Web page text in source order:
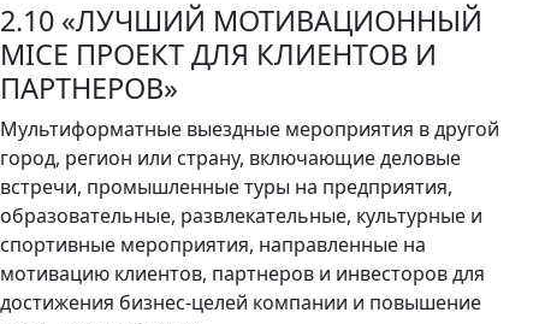
2.10 «ЛУЧШИЙ МОТИВАЦИОННЫЙ
MICE ПРОЕКТ ДЛЯ КЛИЕНТОВ И
ПАРТНЕРОВ»
Мультиформатные выездные мероприятия в другой
город, регион или страну, включающие деловые
встречи, промышленные туры на предприятия,
образовательные, развлекательные, культурные и
спортивные мероприятия, направленные на
мотивацию клиентов, партнеров и инвесторов для
достижения бизнес-целей компании и повышение